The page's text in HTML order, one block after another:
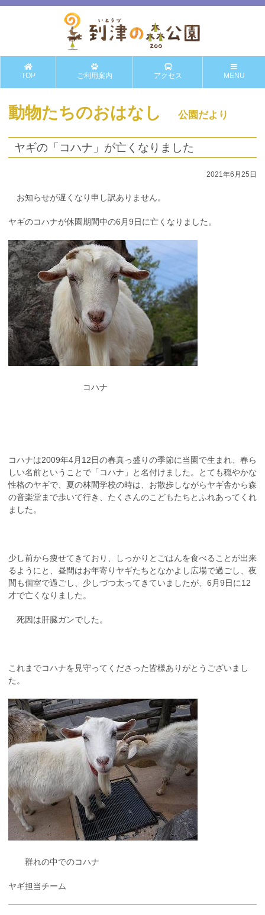
TOP ご利用案内 アクセス MENU
動物たちのおはなし 公園だより
ヤギの「コハナ」が亡くなりました
2021年6月25日
お知らせが遅くなり申し訳ありません。
ヤギのコハナが休園期間中の6月9日に亡くなりました。
コハナ
コハナは2009年4月12日の春真っ盛りの季節に当園で生まれ、春ら
しい名前ということで「コハナ」と名付けました。とても穏やかな
性格のヤギで、夏の林間学校の時は、お散歩しながらヤギ舎から森
の音楽堂まで歩いて行き、たくさんのこどもたちとふれあってくれ
ました。
少し前から痩せてきており、しっかりとごはんを食べることが出来
るようにと、昼間はお年寄りヤギたちとなかよし広場で過ごし、夜
間も個室で過ごし、少しづつ太ってきていましたが、6月9日に12
才で亡くなりました。
死因は肝臓ガンでした。
これまでコハナを見守ってくださった皆様ありがとうございまし
た。
群れの中でのコハナ
ヤギ担当チーム